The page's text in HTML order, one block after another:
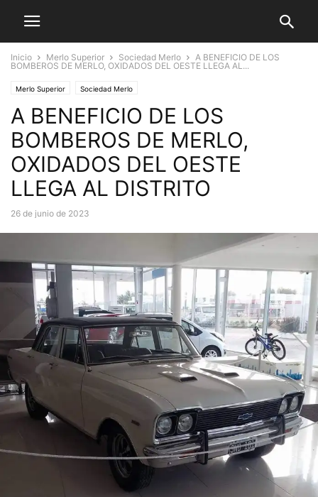
Inicio Merlo Superior Sociedad Merlo
A BENEFICIO DE LOS
BOMBEROS DE MERLO, OXIDADOS DEL OESTE LLEGA AL...
Merlo Superior Sociedad Merlo
A BENEFICIO DE LOS
BOMBEROS DE MERLO,
OXIDADOS DEL OESTE
LLEGA AL DISTRITO
26 de junio de 2023